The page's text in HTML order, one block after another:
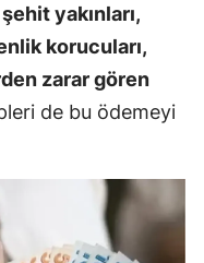
şehit yakınları,
korucuları,
zarar gören
de bu ödemeyi